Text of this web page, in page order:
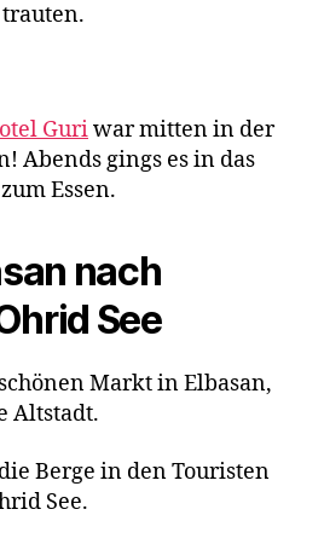
Guriwar mitten in der
Abends gings es in das
zum Essen.
nach
See
Markt in Elbasan,
Altstadt.
Berge in den Touristen
See.